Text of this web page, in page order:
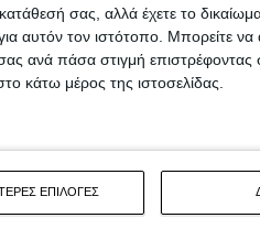
σας, αλλά έχετε το
αυτόν τον ιστότοπο. Μπορείτε να
ανά πάσα στιγμή επιστρέφοντας
κάτω μέρος της ιστοσελίδας.
ΕΠΙΛΟΓΕΣ
Ετυμηγορία
αγώνα BSB:
συγκρούσεις